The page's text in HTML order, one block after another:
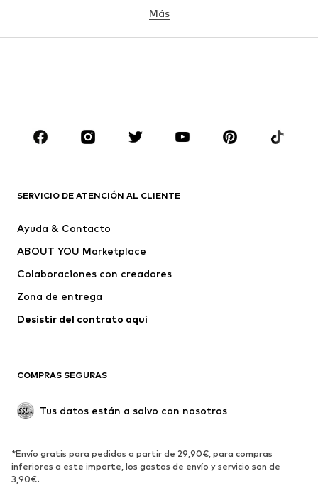
MARCAS
PUMA
Liewood
LTB Jeans
Más
SERVICIO DE ATENCIÓN AL CLIENTE
Ayuda & Contacto
ABOUT YOU Marketplace
Colaboraciones con creadores
Zona de entrega
Desistir del contrato aquí
COMPRAS SEGURAS
Tus datos están a salvo con nosotros
*Envío gratis para pedidos a partir de 29,90€, para compras
inferiores a este importe, los gastos de envío y servicio son de
3,90€.